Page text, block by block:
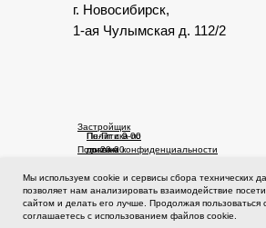
Мы используем cookie и сервисы сбора технических
позволяет нам анализировать взаимодействие
сайтом и делать его лучше. Продолжая пользоваться
соглашаетесь с использованием файлов cookie.
г. Новосибирск,
1-ая Чулымская д. 112/2
© 2025 Ясный берег. Сайт не является
Проектная документация на сайте
Политика конфиденциальности
Застройщик
Пн-Пт с 9-00
до 20-00
00 до 17-00
Политика по
правам